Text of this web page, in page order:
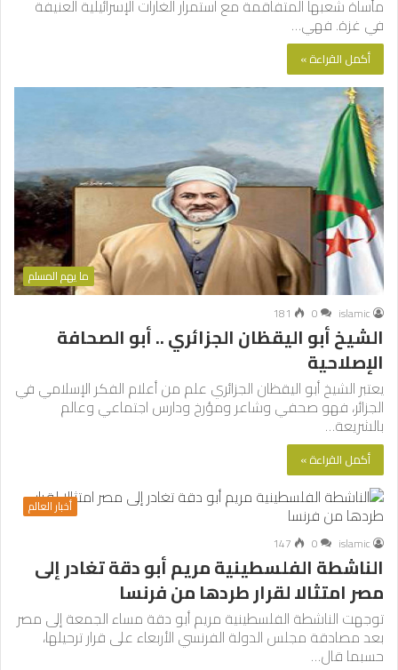
مأساة شعبها المتفاقمة مع استمرار الغارات الإسرائيلية العنيفة
في غزة. فهي…
أكمل القراءة »
ما يهم المسلم
islamic
0
181
الشيخ أبو اليقظان الجزائري .. أبو الصحافة
الإصلاحية
يعتبر الشيخ أبو اليقظان الجزائري علم من أعلام الفكر الإسلامي في
الجزائر، فهو صحفي وشاعر ومؤرخ ودارس اجتماعي وعالم
بالشريعة…
أكمل القراءة »
أخبار العالم
islamic
0
147
الناشطة الفلسطينية مريم أبو دقة تغادر إلى
مصر امتثالا لقرار طردها من فرنسا
توجهت الناشطة الفلسطينية مريم أبو دقة مساء الجمعة إلى مصر
بعد مصادقة مجلس الدولة الفرنسي الأربعاء على قرار ترحيلها،
حسبما قال…